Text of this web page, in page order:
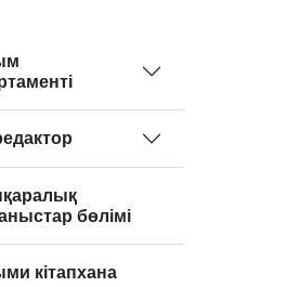
бөлімі
кітапхана